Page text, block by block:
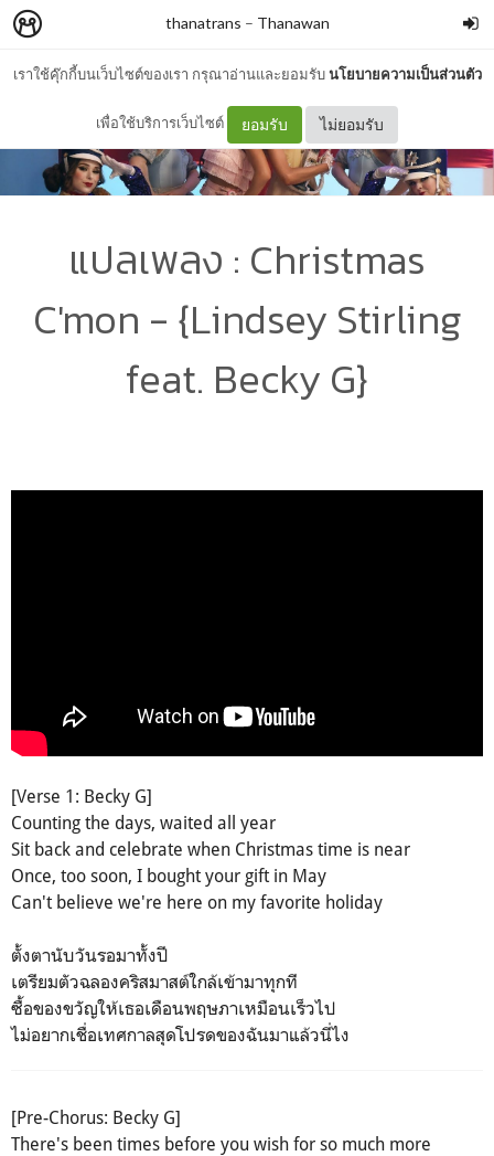
เราใช้คุ๊กกี้บนเว็บไซต์ของเรา กรุณาอ่านและยอมรับนโยบายความเป็นส่วนตัว
เพื่อใช้บริการเว็บไซต์ ยอมรับ ไม่ยอมรับ
thanatrans – Thanawan
แปลเพลง : Christmas
C'mon - {Lindsey Stirling
feat. Becky G}
[Verse 1: Becky G]
Counting the days, waited all year
Sit back and celebrate when Christmas time is near
Once, too soon, I bought your gift in May
Can't believe we're here on my favorite holiday
ตั้งตานับวันรอมาทั้งปี
เตรียมตัวฉลองคริสมาสต์ใกล้เข้ามาทุกที
ซื้อของขวัญให้เธอเดือนพฤษภาเหมือนเร็วไป
ไม่อยากเชื่อเทศกาลสุดโปรดของฉันมาแล้วนี่ไง
[Pre-Chorus: Becky G]
There's been times before you wish for so much more